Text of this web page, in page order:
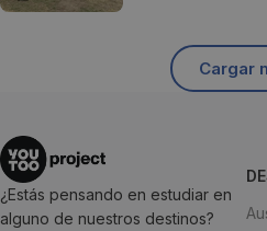
Cargar
¿Estás pensando en estudiar en
alguno de nuestros destinos?